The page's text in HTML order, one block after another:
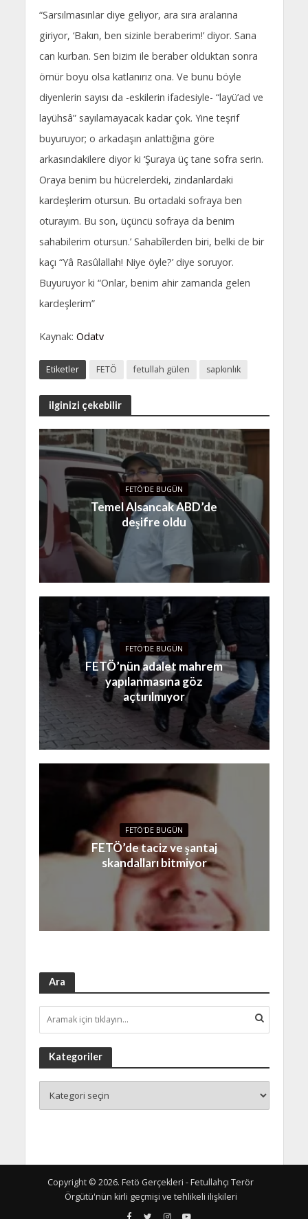
“Sarsılmasınlar diye geliyor, ara sıra aralarına
giriyor, ‘Bakın, ben sizinle beraberim!’ diyor. Sana
can kurban. Sen bizim ile beraber olduktan sonra
ömür boyu olsa katlanırız ona. Ve bunu böyle
diyenlerin sayısı da -eskilerin ifadesiyle- “layü’ad ve
layühsâ” sayılamayacak kadar çok. Yine teşrif
buyuruyor; o arkadaşın anlattığına göre
arkasındakilere diyor ki ‘Şuraya üç tane sofra serin.
Oraya benim bu hücrelerdeki, zindanlardaki
kardeşlerim otursun. Bu ortadaki sofraya ben
oturayım. Bu son, üçüncü sofraya da benim
sahabilerim otursun.’ Sahabîlerden biri, belki de bir
kaçı “Yâ Rasûlallah! Niye öyle?’ diye soruyor.
Buyuruyor ki “Onlar, benim ahir zamanda gelen
kardeşlerim”
Kaynak: Odatv
Etiketler FETÖ fetullah gülen sapkınlık
ilginizi çekebilir
FETÖ'DE BUGÜN
Temel Alsancak ABD’de
deşifre oldu
FETÖ'DE BUGÜN
FETÖ’nün adalet mahrem
yapılanmasına göz
açtırılmıyor
FETÖ'DE BUGÜN
FETÖ’de taciz ve şantaj
skandalları bitmiyor
Ara
Kategoriler
Copyright © 2026. Fetö Gerçekleri - Fetullahçı Terör
Örgütü'nün kirli geçmişi ve tehlikeli ilişkileri